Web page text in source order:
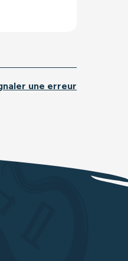
une erreur